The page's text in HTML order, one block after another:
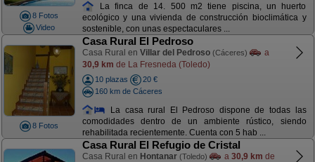
8 Fotos
Video
La finca de 14. 500 m2 tiene piscina, un huerto
ecológico y una vivienda de construcción bioclimática y
sostenible, con unas espectaculares ...
8 Fotos
Casa Rural El Pedroso
Casa Rural en Villar del Pedroso (Cáceres)
a
30,9 km de La Fresneda (Toledo)
10 plazas
20 €
160 km de Cáceres
La casa rural El Pedroso dispone de todas las
comodidades dentro de un ambiente rústico, siendo
rehabilitada recientemente. Cuenta con 5 hab ...
Casa Rural El Refugio de Cristal
Casa Rural en Hontanar (Toledo) a 30,9 km de